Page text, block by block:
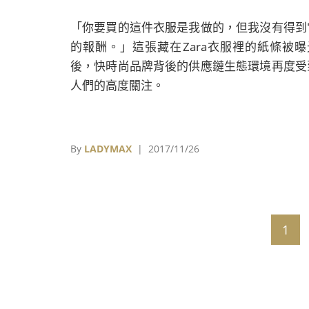
「你要買的這件衣服是我做的，但我沒有得
的報酬。」這張藏在Zara衣服裡的紙條被
後，快時尚品牌背後的供應鏈生態環境再度受
人們的高度關注。
By LADYMAX | 2017/11/26
1